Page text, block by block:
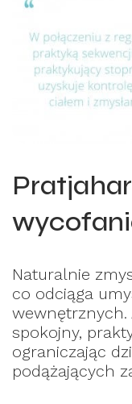
Naturalnie
co odciąga
wewnętrznych.
spokojny,
ograniczając
podążających